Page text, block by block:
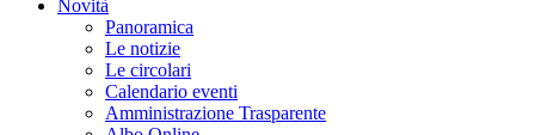
Novità
Panoramica
Le notizie
Le circolari
Calendario eventi
Amministrazione Trasparente